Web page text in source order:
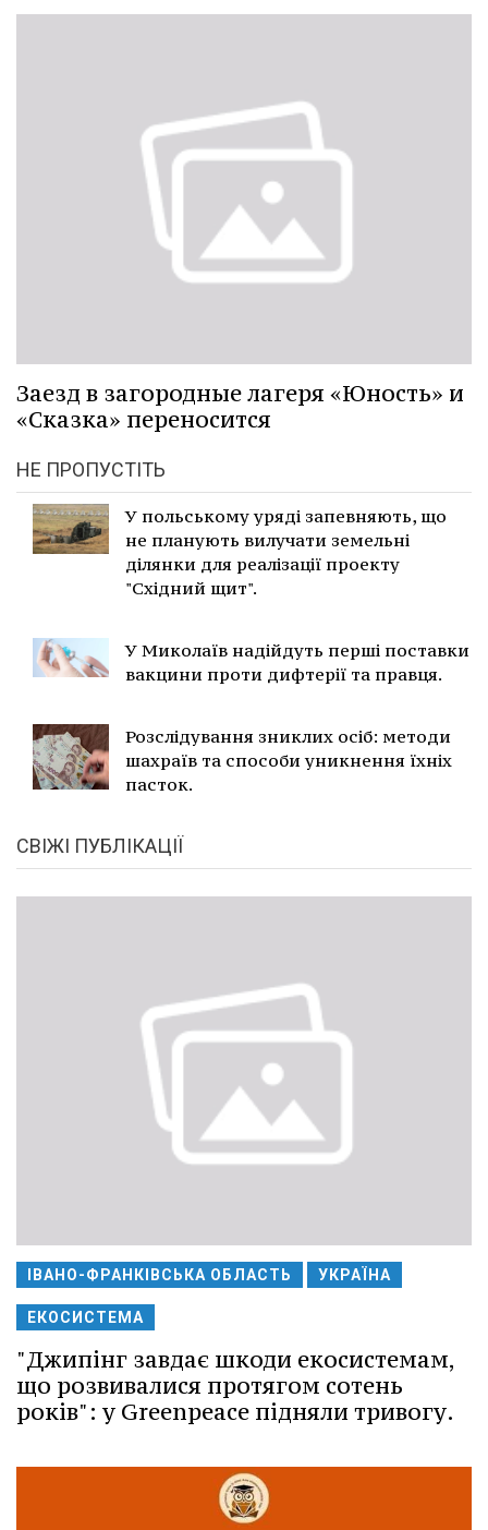
Заезд в загородные лагеря «Юность» и
«Сказка» переносится
НЕ ПРОПУСТІТЬ
У польському уряді запевняють, що
не планують вилучати земельні
ділянки для реалізації проекту
"Східний щит".
У Миколаїв надійдуть перші поставки
вакцини проти дифтерії та правця.
Розслідування зниклих осіб: методи
шахраїв та способи уникнення їхніх
пасток.
СВІЖІ ПУБЛІКАЦІЇ
ІВАНО-ФРАНКІВСЬКА ОБЛАСТЬ УКРАЇНА
ЕКОСИСТЕМА
"Джипінг завдає шкоди екосистемам,
що розвивалися протягом сотень
років": у Greenpeace підняли тривогу.